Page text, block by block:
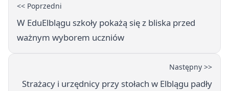
<< Poprzedni
W EduElblągu szkoły pokażą się z bliska przed
ważnym wyborem uczniów
Następny >>
Strażacy i urzędnicy przy stołach w Elblągu padły